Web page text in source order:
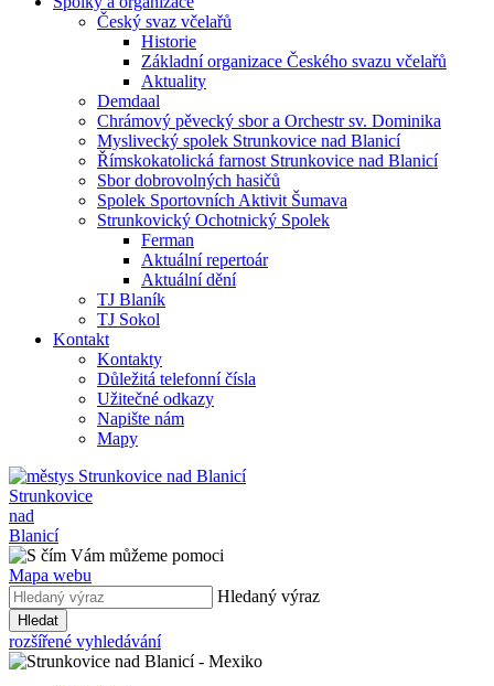
Český svaz včelařů
Historie
Základní organizace Českého svazu včelařů
Aktuality
Demdaal
Chrámový pěvecký sbor a Orchestr sv. Dominika
Myslivecký spolek Strunkovice nad Blanicí
Římskokatolická farnost Strunkovice nad Blanicí
Sbor dobrovolných hasičů
Spolek Sportovních Aktivit Šumava
Strunkovický Ochotnický Spolek
Ferman
Aktuální repertoár
Aktuální dění
TJ Blaník
TJ Sokol
Kontakt
Kontakty
Důležitá telefonní čísla
Užitečné odkazy
Napište nám
Mapy
Strunkovice
nad
Blanicí
Mapa webu
Hledaný výraz
Hledat
rozšířené vyhledávání